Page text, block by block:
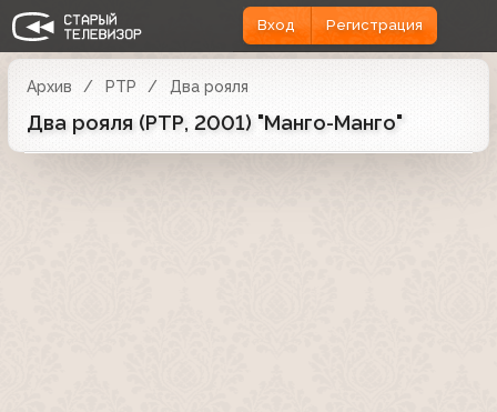
Вход Регистрация
Архив РТР Два рояля
Два рояля (РТР, 2001) "Манго-Манго"